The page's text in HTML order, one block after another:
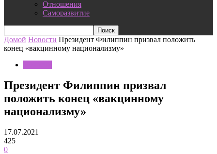
Отношения
Саморазвитие
Домой Новости Президент Филиппин призвал положить
конец «вакцинному национализму»
Президент Филиппин призвал
положить конец «вакцинному
национализму»
17.07.2021
425
0